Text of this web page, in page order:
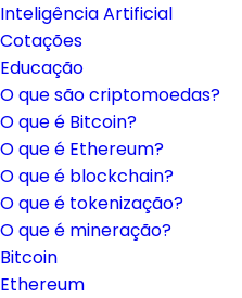
Inteligência Artificial
Cotações
Educação
O que são criptomoedas?
O que é Bitcoin?
O que é Ethereum?
O que é blockchain?
O que é tokenização?
O que é mineração?
Bitcoin
Ethereum